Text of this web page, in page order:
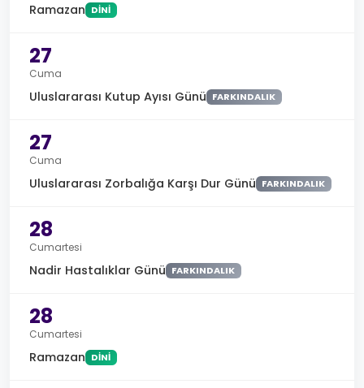
Ramazan DINI
27
Cuma
Uluslararası Kutup Ayısı Günü FARKINDALIK
27
Cuma
Uluslararası Zorbalığa Karşı Dur Günü FARKINDALIK
28
Cumartesi
Nadir Hastalıklar Günü FARKINDALIK
28
Cumartesi
Ramazan DINI